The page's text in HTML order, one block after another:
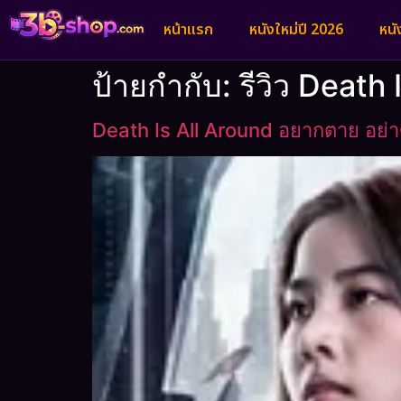
หน้าแรก หนังใหม่ปี 2026 หนั
ป้ายกำกับ:รีวิว Death
Death Is All Around อยากตาย อ